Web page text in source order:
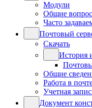
Модули
Общие
Часто
Почтовый
Скачать
История
Общие
Работа в
Учетная
Документ